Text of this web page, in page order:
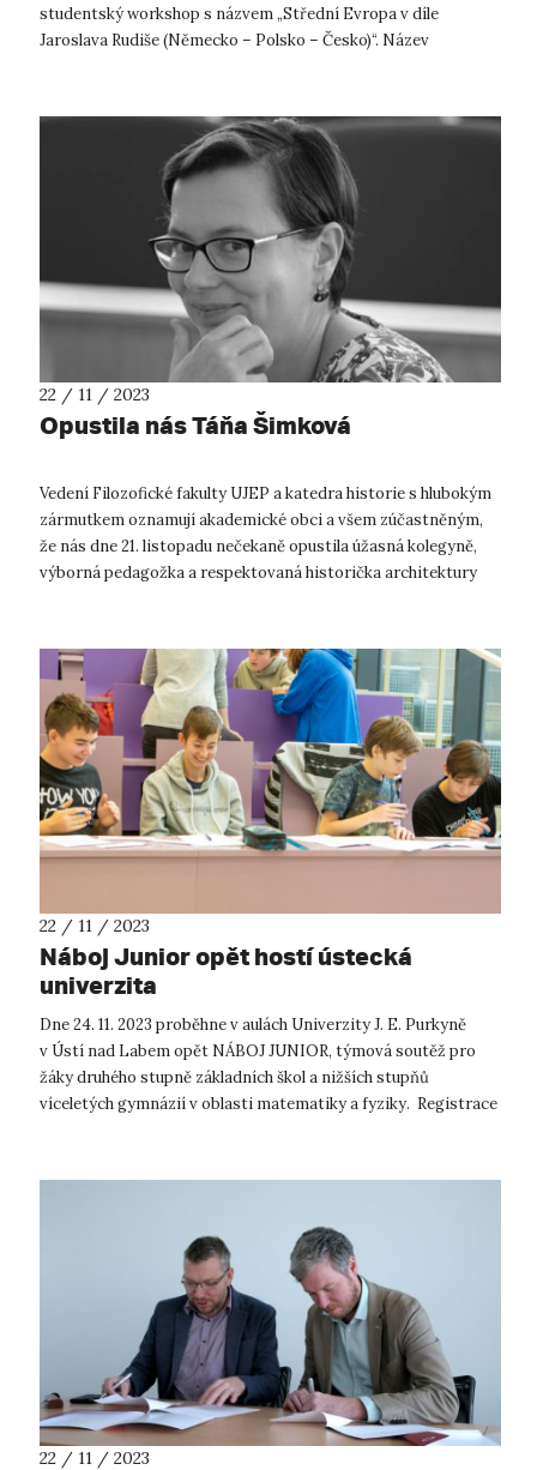
studentský workshop s názvem „Střední Evropa v díle
Jaroslava Rudiše (Německo – Polsko – Česko)“. Název
22 / 11 / 2023
Opustila nás Táňa Šimková
Vedení Filozofické fakulty UJEP a katedra historie s hlubokým
zármutkem oznamují akademické obci a všem zúčastněným,
že nás dne 21. listopadu nečekaně opustila úžasná kolegyně,
výborná pedagožka a respektovaná historička architektury
22 / 11 / 2023
Náboj Junior opět hostí ústecká
univerzita
Dne 24. 11. 2023 proběhne v aulách Univerzity J. E. Purkyně
v Ústí nad Labem opět NÁBOJ JUNIOR, týmová soutěž pro
žáky druhého stupně základních škol a nižších stupňů
víceletých gymnázií v oblasti matematiky a fyziky. Registrace
22 / 11 / 2023